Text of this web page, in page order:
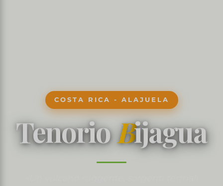
COSTA RICA - ALAJUELA
TenorioBijagua